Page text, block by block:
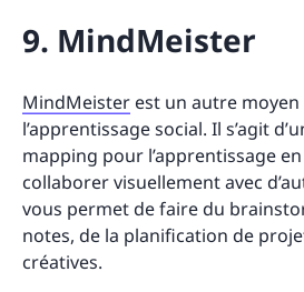
9. MindMeister
MindMeister est un autre
l’apprentissage social. Il s’agit
mapping pour l’apprentissage
collaborer visuellement avec
vous permet de faire du
notes, de la planification de
créatives.